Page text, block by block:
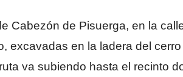
Cabezón de Pisuerga, en la
excavadas en la ladera del
va subiendo hasta el recinto